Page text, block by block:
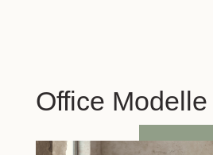
Office Modelle